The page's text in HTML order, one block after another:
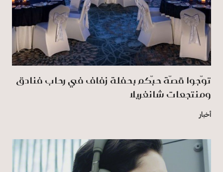
توّجوا قصّة حبّكم بحفلة زفاف في رِحاب فنادق
ومنتجعات شانغريلا
أخبار